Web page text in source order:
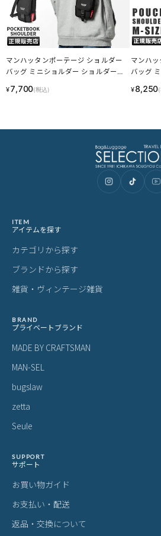
マンハッタンポーテージ ショルダー
バッグ ミニショルダー ショルダーポ
ECPN
¥7,700(税込)
マンハ
バッグ
CPN
¥8,250
ITEM
アイテムを探す
カテゴリから探す
ブランドから探す
雑貨・ヴィンテージ雑貨
BRAND
プライベートブランド
MADE BY CRAFTSMAN
MAN-SEL
bugslaw
zetta
Seule
SUPPORT
サポート
お買い物ガイド
お支払い・配送
返品・交換について